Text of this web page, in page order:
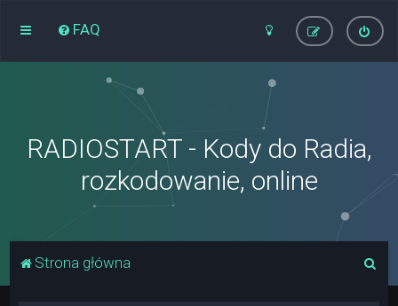
FAQ
RADIOSTART - Kody do Radia,
rozkodowanie, online
Strona główna